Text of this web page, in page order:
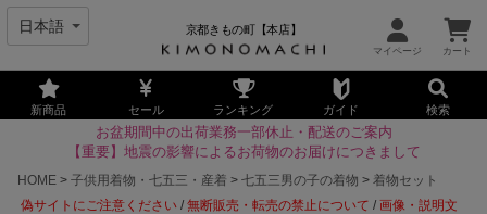
京都きもの町【本店】
新商品 セール ランキング ガイド 検索
お盆期間中の出荷業務一部休止・配送のご案内
【重要】地震の影響によるお荷物のお届けにつきまして
HOME
子供用着物・七五三・産着 七五三男の子の着物
着物セット
偽サイトにご注意ください /無断販売・転売の禁止について /画像・説明文